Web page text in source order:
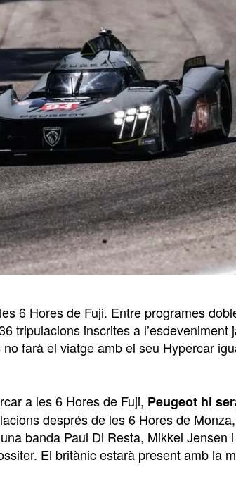
6 Hores de Fuji. Entre programes
tripulacions inscrites a l’esdeveniment
farà el viatge amb el seu Hypercar
a les 6 Hores de Fuji, Peugeot hi
després de les 6 Hores de
banda Paul Di Resta, Mikkel Jensen
El britànic estarà present amb la